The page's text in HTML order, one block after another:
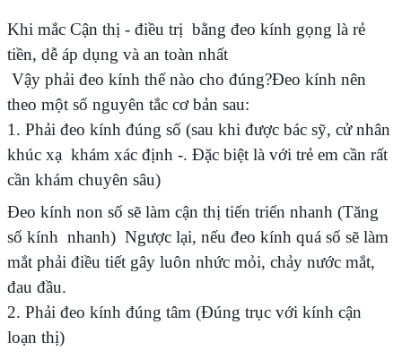
Khi mắc Cận thị - điều trị bằng đeo kính gọng là rẻ
tiền, dễ áp dụng và an toàn nhất
Vậy phải đeo kính thế nào cho đúng?Đeo kính nên
theo một số nguyên tắc cơ bản sau:
1. Phải đeo kính đúng số (sau khi được bác sỹ, cử nhân
khúc xạ khám xác định -. Đặc biệt là với trẻ em cần rất
cần khám chuyên sâu)
Đeo kính non số sẽ làm cận thị tiến triển nhanh (Tăng
số kính nhanh) Ngược lại, nếu đeo kính quá số sẽ làm
mắt phải điều tiết gây luôn nhức mỏi, chảy nước mắt,
đau đầu.
2. Phải đeo kính đúng tâm (Đúng trục với kính cận
loạn thị)